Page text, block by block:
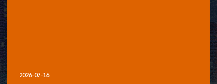
2026-07-16